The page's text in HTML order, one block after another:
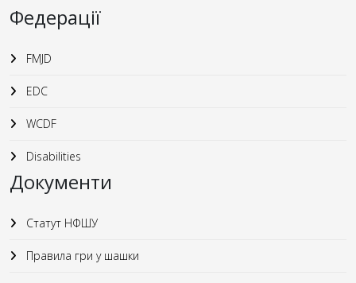
Федерації
FMJD
EDC
WCDF
Disabilities
Документи
Статут НФШУ
Правила гри у шашки